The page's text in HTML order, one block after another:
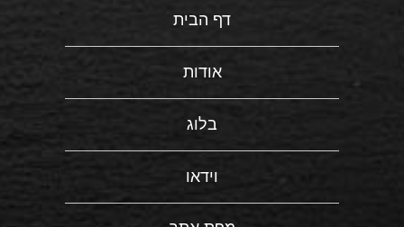
דף הבית
אודות
בלוג
וידאו